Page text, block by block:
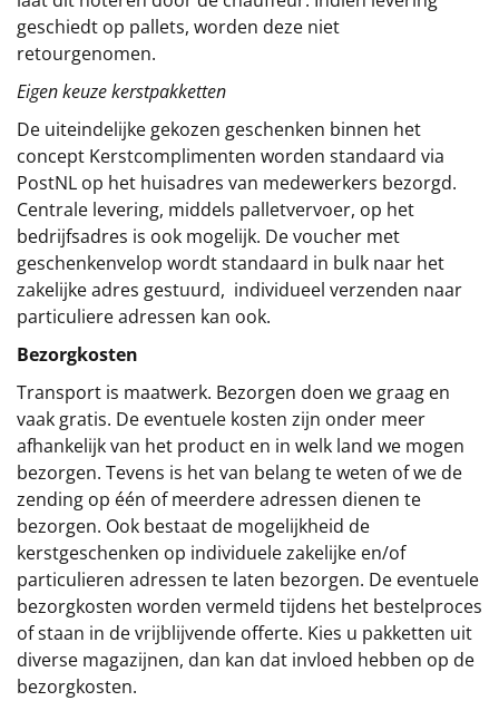
geschiedt op pallets, worden deze niet
retourgenomen.
Eigen keuze kerstpakketten
De uiteindelijke gekozen geschenken binnen het
concept Kerstcomplimenten worden standaard via
PostNL op het huisadres van medewerkers bezorgd.
Centrale levering, middels palletvervoer, op het
bedrijfsadres is ook mogelijk. De voucher met
geschenkenvelop wordt standaard in bulk naar het
zakelijke adres gestuurd, individueel verzenden naar
particuliere adressen kan ook.
Bezorgkosten
Transport is maatwerk. Bezorgen doen we graag en
vaak gratis. De eventuele kosten zijn onder meer
afhankelijk van het product en in welk land we mogen
bezorgen. Tevens is het van belang te weten of we de
zending op één of meerdere adressen dienen te
bezorgen. Ook bestaat de mogelijkheid de
kerstgeschenken op individuele zakelijke en/of
particulieren adressen te laten bezorgen. De eventuele
bezorgkosten worden vermeld tijdens het bestelproces
of staan in de vrijblijvende offerte. Kies u pakketten uit
diverse magazijnen, dan kan dat invloed hebben op de
bezorgkosten.